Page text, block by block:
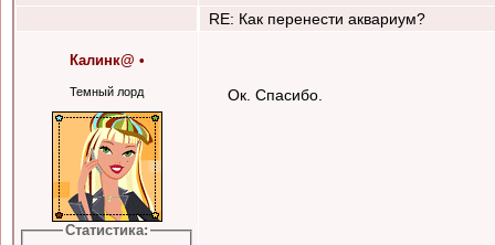
RE: Как перенести аквариум?
Калинк@ •
Темный лорд
Статистика:
Ок. Спасибо.